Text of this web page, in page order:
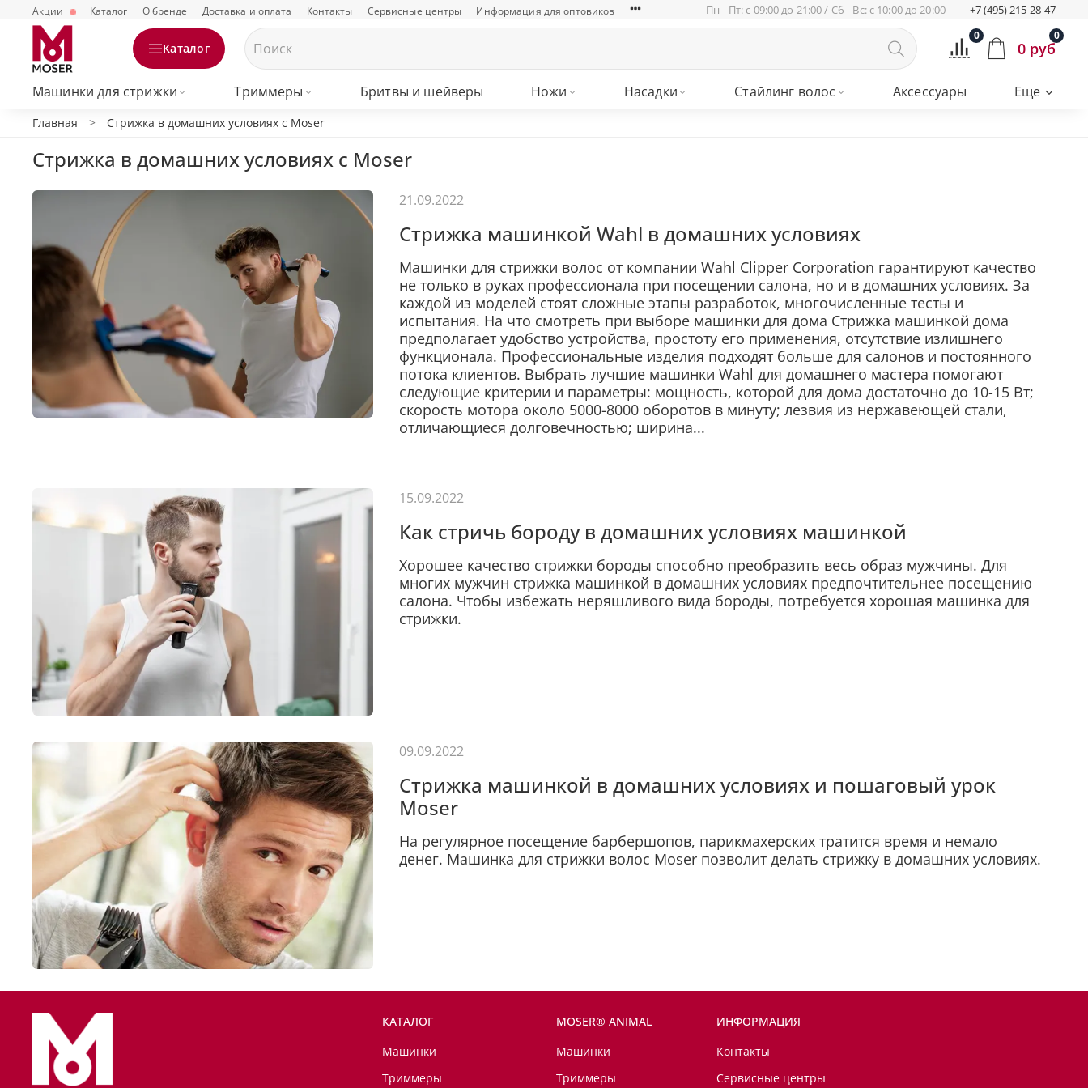
Акции Каталог О бренде Доставка и оплата Контакты Сервисные центры Информация для оптовиков Пн - Пт: с 09:00 до 21:00 / Сб - Вс: с 10:00 до 20:00 +7 (495) 215-28-47
Каталог
0 0
0 руб
Машинки для стрижки Триммеры Бритвы и шейверы Ножи Насадки Стайлинг волос Аксессуары Еще
Главная Стрижка в домашних условиях с Moser
Стрижка в домашних условиях с Moser
Стрижка машинкой Wahl в домашних условиях
Машинки для стрижки волос от компании Wahl Clipper Corporation гарантируют качество
не только в руках профессионала при посещении салона, но и в домашних условиях. За
каждой из моделей стоят сложные этапы разработок, многочисленные тесты и
испытания. На что смотреть при выборе машинки для дома Стрижка машинкой дома
предполагает удобство устройства, простоту его применения, отсутствие излишнего
функционала. Профессиональные изделия подходят больше для салонов и постоянного
потока клиентов. Выбрать лучшие машинки Wahl для домашнего мастера помогают
следующие критерии и параметры: мощность, которой для дома достаточно до 10-15 Вт;
скорость мотора около 5000-8000 оборотов в минуту; лезвия из нержавеющей стали,
отличающиеся долговечностью; ширина...
21.09.2022
Как стричь бороду в домашних условиях машинкой
Хорошее качество стрижки бороды способно преобразить весь образ мужчины. Для
многих мужчин стрижка машинкой в домашних условиях предпочтительнее посещению
салона. Чтобы избежать неряшливого вида бороды, потребуется хорошая машинка для
стрижки.
15.09.2022
Cтрижка машинкой в домашних условиях и пошаговый урок
Moser
На регулярное посещение барбершопов, парикмахерских тратится время и немало
денег. Машинка для стрижки волос Moser позволит делать стрижку в домашних условиях.
09.09.2022
КАТАЛОГ
Машинки
Триммеры
MOSER® ANIMAL
Машинки
Триммеры
ИНФОРМАЦИЯ
Контакты
Сервисные центры